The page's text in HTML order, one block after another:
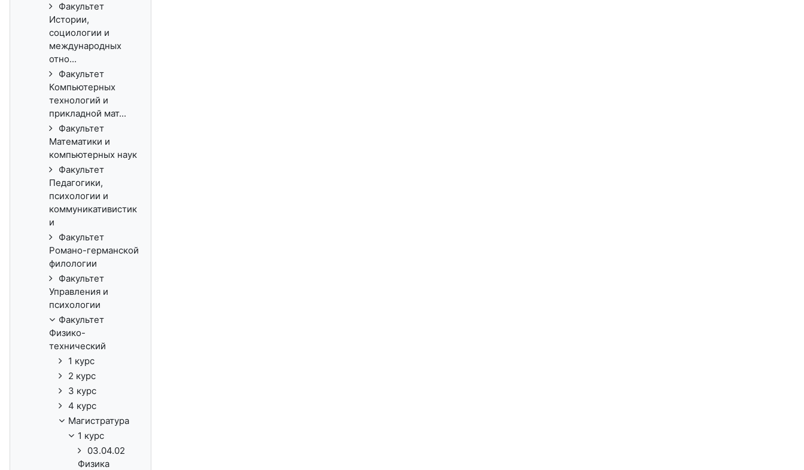
Факультет
Истории,
социологии и
международных
отно...
Факультет
Компьютерных
технологий и
прикладной мат...
Факультет
Математики и
компьютерных наук
Факультет
Педагогики,
психологии и
коммуникативистик
и
Факультет
Романо-германской
филологии
Факультет
Управления и
психологии
Факультет
Физико-
технический
1 курс
2 курс
3 курс
4 курс
Магистратура
1 курс
03.04.02
Физика